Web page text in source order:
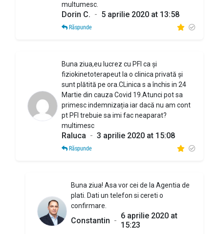
multumesc.
Dorin C. - 5 aprilie 2020 at 13:58
Răspunde
Buna ziua,eu lucrez cu PFI ca și
fiziokinetoterapeut la o clinica privată și
sunt plătită pe ora.CLinica s a închis in 24
Martie din cauza Covid 19.Atunci pot sa
primesc indemnizația iar dacă nu am cont
pt PFI trebuie sa imi fac neaparat?
multimesc
Raluca - 3 aprilie 2020 at 15:08
Răspunde
Buna ziua! Asa vor cei de la Agentia de
plati. Dati un telefon si cereti o
confirmare.
Constantin - 6 aprilie 2020 at
15:23